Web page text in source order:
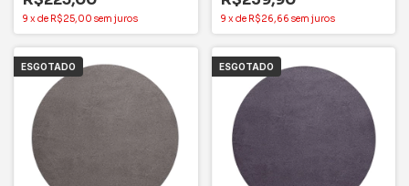
9 xde R$25,00 sem juros 9 xde R$26,66 sem juros
ESGOTADO ESGOTADO